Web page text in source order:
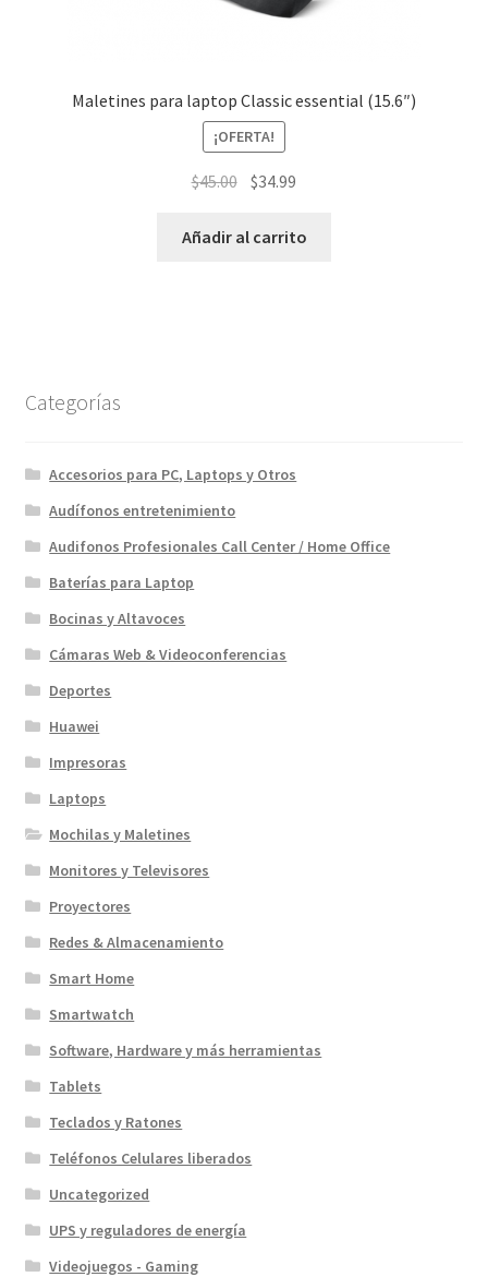
Maletines para laptop Classic essential (15.6″)
¡OFERTA!
$45.00 El
original
$34.99
actual
Añadir al carrito
Categorías
Accesorios para PC, Laptops y Otros
Audífonos entretenimiento
Audifonos Profesionales Call Center / Home Office
Baterías para Laptop
Bocinas y Altavoces
Cámaras Web & Videoconferencias
Deportes
Huawei
Impresoras
Laptops
Mochilas y Maletines
Monitores y Televisores
Proyectores
Redes & Almacenamiento
Smart Home
Smartwatch
Software, Hardware y más herramientas
Tablets
Teclados y Ratones
Teléfonos Celulares liberados
Uncategorized
UPS y reguladores de energía
Videojuegos - Gaming